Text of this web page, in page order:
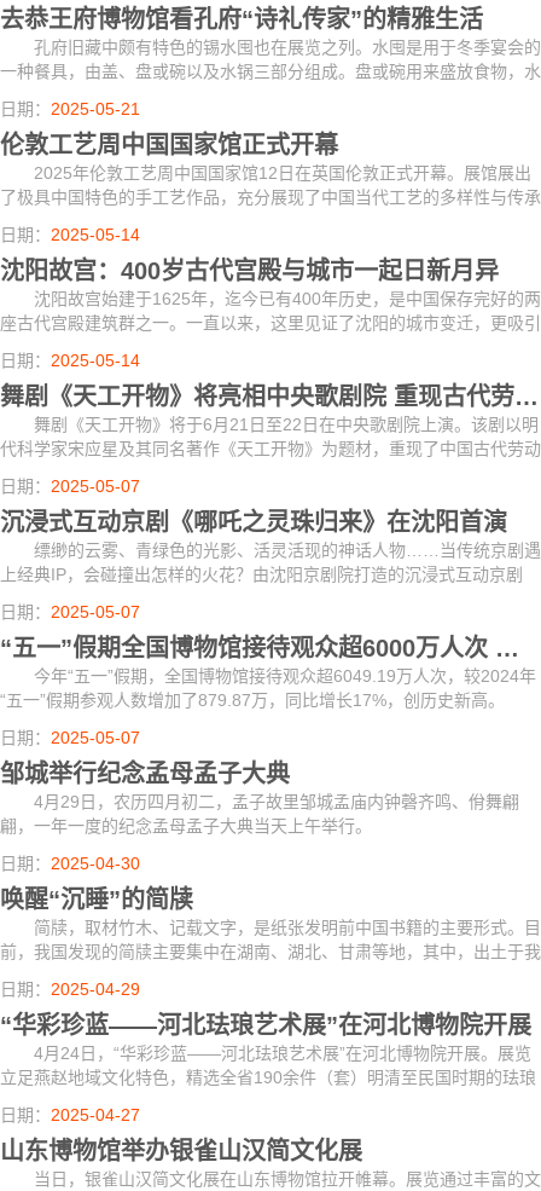
去恭王府博物馆看孔府“诗礼传家”的精雅生活
孔府旧藏中颇有特色的锡水囤也在展览之列。水囤是用于冬季宴会的
一种餐具，由盖、盘或碗以及水锅三部分组成。盘或碗用来盛放食物，水
锅用来盛放热水，让菜肴保持适宜温度。展出的五件锡水囤风格造型各
异，有仿青...
日期： 2025-05-21
伦敦工艺周中国国家馆正式开幕
2025年伦敦工艺周中国国家馆12日在英国伦敦正式开幕。展馆展出
了极具中国特色的手工艺作品，充分展现了中国当代工艺的多样性与传承
力。
日期： 2025-05-14
沈阳故宫：400岁古代宫殿与城市一起日新月异
沈阳故宫始建于1625年，迄今已有400年历史，是中国保存完好的两
座古代宫殿建筑群之一。一直以来，这里见证了沈阳的城市变迁，更吸引
了中外旅人络绎不绝的脚步。
日期： 2025-05-14
舞剧《天工开物》将亮相中央歌剧院 重现古代劳动人民智慧
舞剧《天工开物》将于6月21日至22日在中央歌剧院上演。该剧以明
代科学家宋应星及其同名著作《天工开物》为题材，重现了中国古代劳动
人民的智慧与创造。
日期： 2025-05-07
沉浸式互动京剧《哪吒之灵珠归来》在沈阳首演
缥缈的云雾、青绿色的光影、活灵活现的神话人物……当传统京剧遇
上经典IP，会碰撞出怎样的火花？由沈阳京剧院打造的沉浸式互动京剧
《哪吒之灵珠归来》2日在沈阳首演，为市民献上一道假日“文化大餐”。
日期： 2025-05-07
“五一”假期全国博物馆接待观众超6000万人次 创历史新高
今年“五一”假期，全国博物馆接待观众超6049.19万人次，较2024年
“五一”假期参观人数增加了879.87万，同比增长17%，创历史新高。
日期： 2025-05-07
邹城举行纪念孟母孟子大典
4月29日，农历四月初二，孟子故里邹城孟庙内钟磬齐鸣、佾舞翩
翩，一年一度的纪念孟母孟子大典当天上午举行。
日期： 2025-04-30
唤醒“沉睡”的简牍
简牍，取材竹木、记载文字，是纸张发明前中国书籍的主要形式。目
前，我国发现的简牍主要集中在湖南、湖北、甘肃等地，其中，出土于我
国南方地区的简牍含水率极高，脱水加固、文字信息提取是饱水简牍修护
的两大难点。
日期： 2025-04-29
“华彩珍蓝——河北珐琅艺术展”在河北博物院开展
4月24日，“华彩珍蓝——河北珐琅艺术展”在河北博物院开展。展览
立足燕赵地域文化特色，精选全省190余件（套）明清至民国时期的珐琅
文物珍品与当代艺术精品，将持续至7月27日。
日期： 2025-04-27
山东博物馆举办银雀山汉简文化展
当日，银雀山汉简文化展在山东博物馆拉开帷幕。展览通过丰富的文